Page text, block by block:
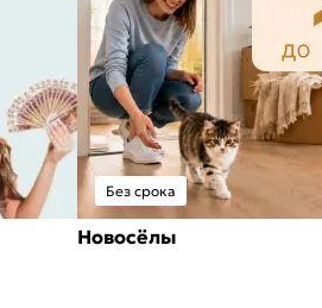
Без срока
Новосёлы